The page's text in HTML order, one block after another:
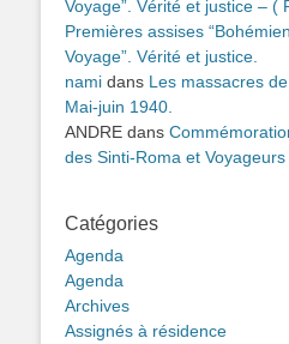
Voyage”. Vérité et justice – (
Premières assises
Voyage”. Vérité et justice.
nami dans Les massacres
Mai-juin 1940.
ANDRE dans
des Sinti-Roma et Voyageurs
Catégories
Agenda
Agenda
Archives
Assignés à résidence